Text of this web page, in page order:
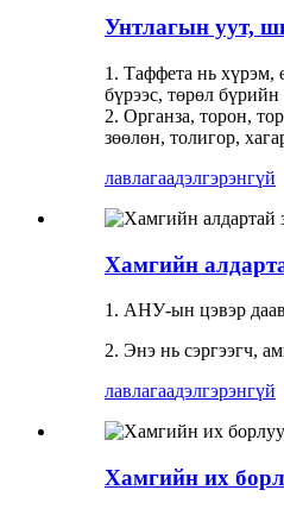
Унтлагын уут,
1. Таффета нь хүрэм,
бүрээс, төрөл
2. Органза, торон,
зөөлөн, толигор,
лавлагаадэлгэрэнгүй
Хамгийн
1. АНУ-ын цэвэр
2. Энэ нь сэргээгч,
лавлагаадэлгэрэнгүй
Хамгийн их